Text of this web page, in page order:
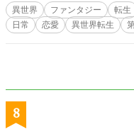
異世界 ファンタジー 転生
日常
恋愛 異世界転生
8